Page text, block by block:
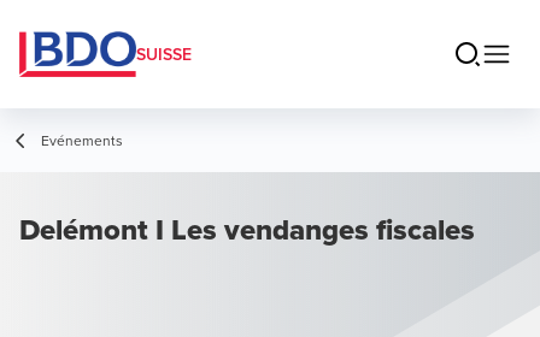
SUISSE
Evénements
Delémont I Les vendanges fiscales